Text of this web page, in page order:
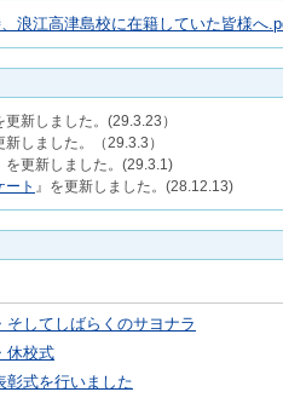
浪江高津島校に在籍していた皆様へ
更新しました。(29.3.23）
新しました。（29.3.3）
を更新しました。(29.3.1)
ート 』を更新しました。(28.12.13)
そしてしばらくのサヨナラ
休校式
彰式を行いました